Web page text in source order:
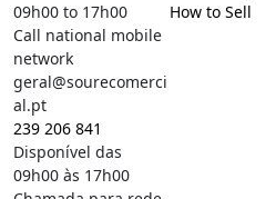
09h00 to 17h00
Call national mobile
network
geral@sourecomerci
al.pt
239 206 841
Disponível das
09h00 às 17h00
How to Sell